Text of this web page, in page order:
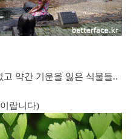
약간 기운을 잃은 식물들..
랍니다)